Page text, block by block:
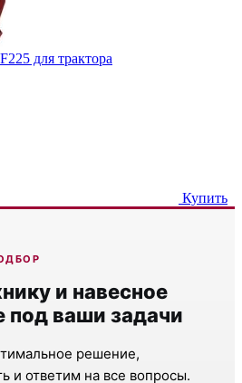
для трактора
Купить
и навесное
под ваши задачи
решение,
и ответим на все вопросы.